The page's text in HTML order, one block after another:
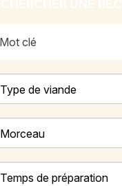
Type de viande
Morceau
Temps de préparation